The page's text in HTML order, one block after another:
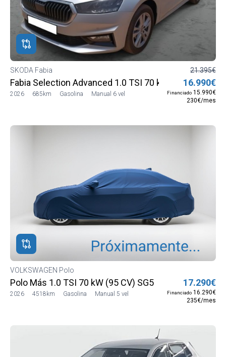
SKODA Fabia
Fabia Selection Advanced 1.0 TSI 70 kW (95 CV)
2026 685km Gasolina Manual 6 vel
21.395€
16.990€
Financiado 15.990€
230€/mes
VOLKSWAGEN Polo
Polo Más 1.0 TSI 70 kW (95 CV) SG5
2026 4518km Gasolina Manual 5 vel
17.290€
Financiado 16.290€
235€/mes